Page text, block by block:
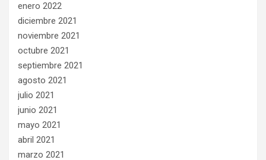
enero 2022
diciembre 2021
noviembre 2021
octubre 2021
septiembre 2021
agosto 2021
julio 2021
junio 2021
mayo 2021
abril 2021
marzo 2021